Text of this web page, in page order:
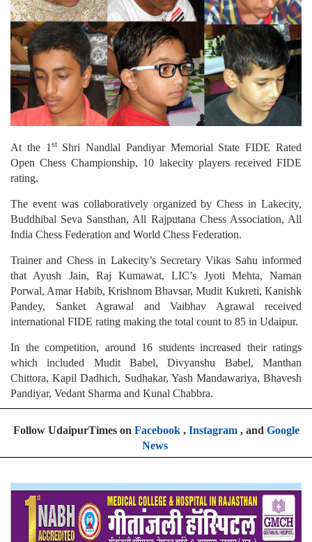
At the 1 stShri Nandlal Pandiyar Memorial State FIDE Rated
Open Chess Championship, 10 lakecity players received FIDE
rating.
The event was collaboratively organized by Chess in Lakecity,
Buddhibal Seva Sansthan, All Rajputana Chess Association, All
India Chess Federation and World Chess Federation.
Trainer and Chess in Lakecity’s Secretary Vikas Sahu informed
that Ayush Jain, Raj Kumawat, LIC’s Jyoti Mehta, Naman
Porwal, Amar Habib, Krishnom Bhavsar, Mudit Kukreti, Kanishk
Pandey, Sanket Agrawal and Vaibhav Agrawal received
international FIDE rating making the total count to 85 in Udaipur.
In the competition, around 16 students increased their ratings
which included Mudit Babel, Divyanshu Babel, Manthan
Chittora, Kapil Dadhich, Sudhakar, Yash Mandawariya, Bhavesh
Pandiyar, Vedant Sharma and Kunal Chabbra.
Follow UdaipurTimes on Facebook, Instagram, and Google
News